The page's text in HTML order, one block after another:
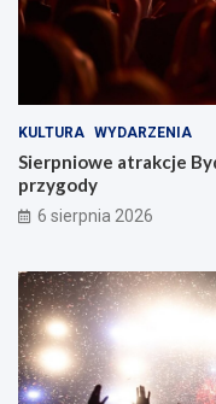
KULTURA WYDARZENIA
Sierpniowe atrakcje
przygody
6 sierpnia 2026